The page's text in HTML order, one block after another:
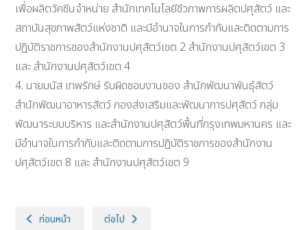
เพื่อผลิตวัคซีนจำหน่าย สำนักเทคโนโลยีชีวภาพการผลิตปศุสัตว์ และ
สถาบันสุขภาพสัตว์แห่งชาติ และมีอำนาจในการกำกับและติดตามการ
ปฏิบัติราชการของสำนักงานปศุสัตว์เขต 2 สำนักงานปศุสัตว์เขต 3
และ สำนักงานปศุสัตว์เขต 4
4. นายมนัส เทพรักษ์ รับผิดชอบงานของ สำนักพัฒนาพันธุ์สัตว์
สำนักพัฒนาอาหารสัตว์ กองส่งเสริมและพัฒนาการปศุสัตว์ กลุ่ม
พัฒนาระบบบริหาร และสำนักงานปศุสัตว์พื้นที่กรุงเทพมหานคร และ
มีอำนาจในการกำกับและติดตามการปฏิบัติราชการของสำนักงาน
ปศุสัตว์เขต 8 และ สำนักงานปศุสัตว์เขต 9
เนื้อหาก่อนหน้า: ผู้บริหารเทคโนโลยีสารสนเทศระดับสูง กรมปศุสัตว์
ก่อนหน้า เนื้อหาถัดไป: ทำเนียบผู้บริหารกรมปศุสัตว์ (อธิบดีกรมป
ต่อไป